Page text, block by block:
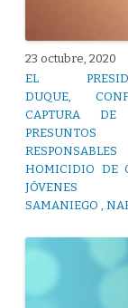
23 octubre, 2020
EL
DUQUE,
CAPTURA DE
PRESUNTOS
HOMICIDIO DE
JÓVENES
SAMANIEGO ,